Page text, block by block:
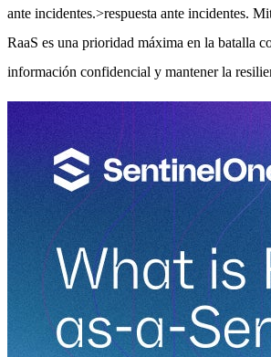
ante incidentes.>respuesta ante incidentes.
RaaS es una prioridad máxima en la batalla
información confidencial y mantener la